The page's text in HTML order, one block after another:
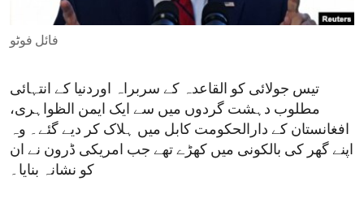
ENVIRONMENT AND HEALTH
IDEALS AND INSTITUTIONS
فائل فوٹو
تیس جولائی کو القاعدہ کے سربراہ اوردنیا کے انتہائی
مطلوب دہشت گردوں میں سے ایک ایمن الظواہری،
افغانستان کے دارالحکومت کابل میں ہلاک کر دیے گئے۔ وہ
اپنے گھر کی بالکونی میں کھڑے تھے جب امریکی ڈرون نے ان
کو نشانہ بنایا۔